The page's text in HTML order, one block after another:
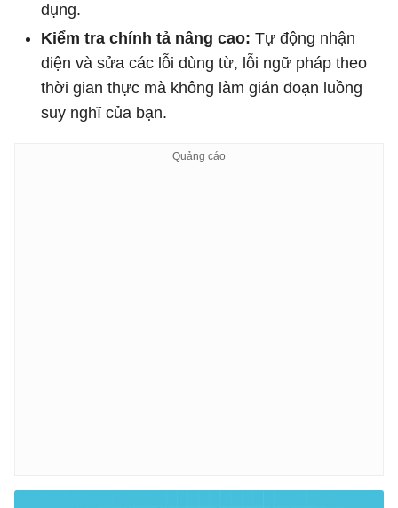
dụng.
Kiểm tra chính tả nâng cao: Tự động nhận
diện và sửa các lỗi dùng từ, lỗi ngữ pháp theo
thời gian thực mà không làm gián đoạn luồng
suy nghĩ của bạn.